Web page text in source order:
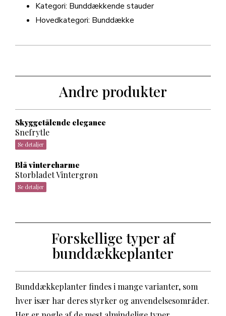
Kategori: Bunddækkende stauder
Hovedkategori: Bunddække
Andre produkter
Skyggetålende elegance
Snefrytle
Se detaljer
Blå vintercharme
Storbladet Vintergrøn
Se detaljer
Forskellige typer af
bunddækkeplanter
Bunddækkeplanter findes i mange varianter, som
hver især har deres styrker og anvendelsesområder.